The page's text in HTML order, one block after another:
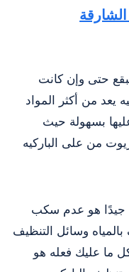
حتى وإن كانت
يعد من أكثر المواد
بسهولة حيث
من على الباركيه
جيدًا هو عدم سكب
بالمياه وسائل التنظيف
ما عليك فعله هو